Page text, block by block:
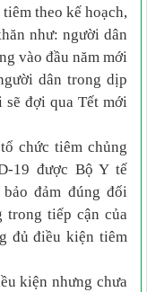
theo kế hoạch,
như: người dân
vào đầu năm mới
dân trong dịp
sẽ đợi qua Tết mới
chức tiêm chủng
19 được Bộ Y tế
đảm đúng đối
trong tiếp cận của
đủ điều kiện tiêm
kiện nhưng chưa